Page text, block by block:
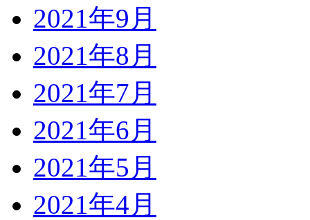
2021年9月
2021年8月
2021年7月
2021年6月
2021年5月
2021年4月